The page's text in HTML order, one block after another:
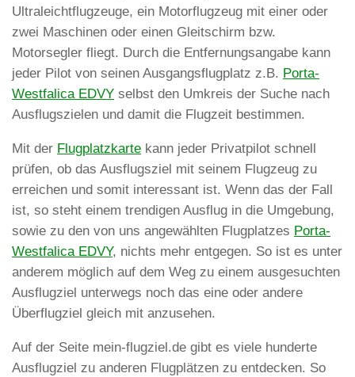
Ultraleichtflugzeuge, ein Motorflugzeug mit einer oder
zwei Maschinen oder einen Gleitschirm bzw.
Motorsegler fliegt. Durch die Entfernungsangabe kann
jeder Pilot von seinen Ausgangsflugplatz z.B. Porta-
Westfalica EDVY selbst den Umkreis der Suche nach
Ausflugszielen und damit die Flugzeit bestimmen.
Mit der Flugplatzkarte kann jeder Privatpilot schnell
prüfen, ob das Ausflugsziel mit seinem Flugzeug zu
erreichen und somit interessant ist. Wenn das der Fall
ist, so steht einem trendigen Ausflug in die Umgebung,
sowie zu den von uns angewählten Flugplatzes Porta-
Westfalica EDVY, nichts mehr entgegen. So ist es unter
anderem möglich auf dem Weg zu einem ausgesuchten
Ausflugziel unterwegs noch das eine oder andere
Überflugziel gleich mit anzusehen.
Auf der Seite mein-flugziel.de gibt es viele hunderte
Ausflugziel zu anderen Flugplätzen zu entdecken. So